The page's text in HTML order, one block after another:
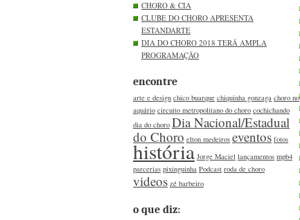
CHORO & CIA
CLUBE DO CHORO APRESENTA
ESTANDARTE
DIA DO CHORO 2018 TERÁ AMPLA
PROGRAMAÇÃO
encontre
arte e design chico buarque chiquinha gonzaga choro no
aquário circuito metropolitano do choro cochichando
dia do choro Dia Nacional/Estadual
do Choro elton medeiros eventos fotos
história Jorge Maciel lançamentos mpb4
parcerias pixinguinha Podcast roda de choro
videos zé barbeiro
o que diz: